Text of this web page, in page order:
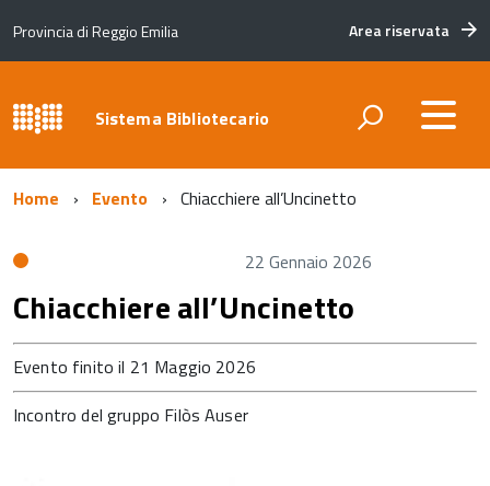
Provincia di Reggio Emilia Area riservata
Sistema Bibliotecario
Home Evento Chiacchiere all’Uncinetto
22 Gennaio 2026
Chiacchiere all’Uncinetto
Evento finito il 21 Maggio 2026
Incontro del gruppo Filòs Auser